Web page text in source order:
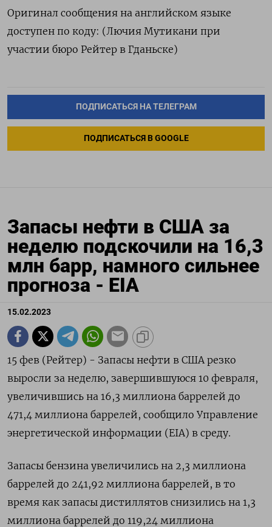
Оригинал сообщения на английском языке
доступен по коду: (Лючия Мутикани при
участии бюро Рейтер в Гданьске)
ПОДПИСАТЬСЯ НА ТЕЛЕГРАМ
ПОДПИСАТЬСЯ В GOOGLE
Запасы нефти в США за
неделю подскочили на 16,3
млн барр, намного сильнее
прогноза - EIA
15.02.2023
15 фев (Рейтер) - Запасы нефти в США резко
выросли за неделю, завершившуюся 10 февраля,
увеличившись на 16,3 миллиона баррелей до
471,4 миллиона баррелей, сообщило Управление
энергетической информации (EIA) в среду.
Запасы бензина увеличились на 2,3 миллиона
баррелей до 241,92 миллиона баррелей, в то
время как запасы дистиллятов снизились на 1,3
миллиона баррелей до 119,24 миллиона